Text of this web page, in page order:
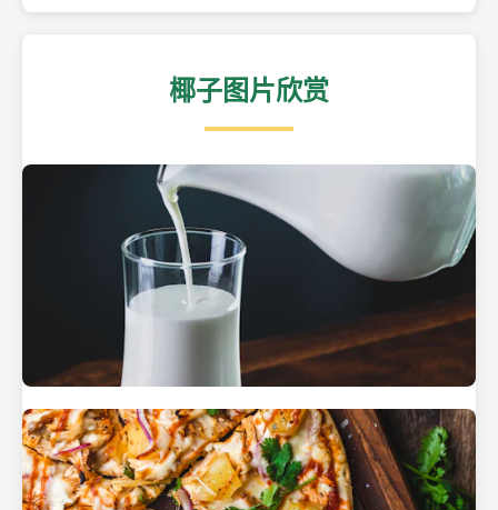
椰子图片欣赏
热带海滩上的椰子树